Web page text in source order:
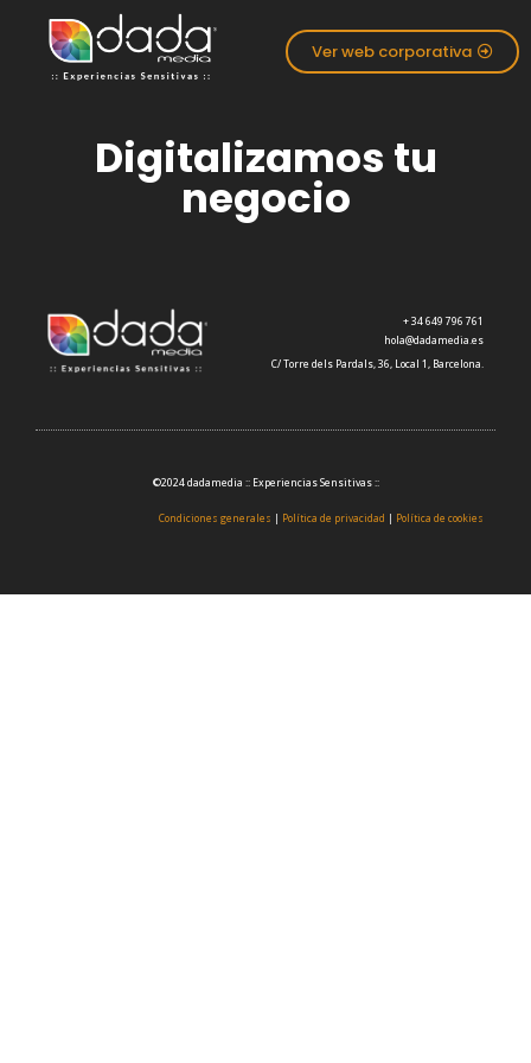
Ver web corporativa
Digitalizamos tu
negocio
+ 34649 796 761
hola@dadamedia.es
C/ Torre dels Pardals, 36, Local 1, Barcelona.
©2024 dadamedia :: Experiencias Sensitivas ::
Condiciones generales | Política de privacidad | Política de cookies